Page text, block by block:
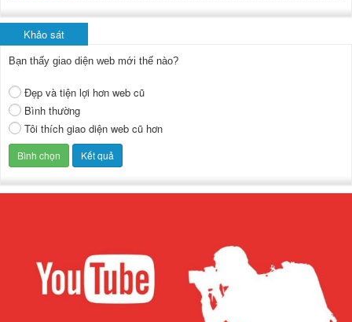
Khảo sát
Bạn thấy giao diện web mới thế nào?
Đẹp và tiện lợi hơn web cũ
Bình thường
Tôi thích giao diện web cũ hơn